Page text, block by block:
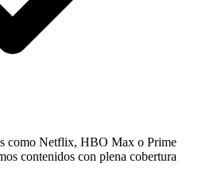
como Netflix, HBO Max o Prime
contenidos con plena cobertura